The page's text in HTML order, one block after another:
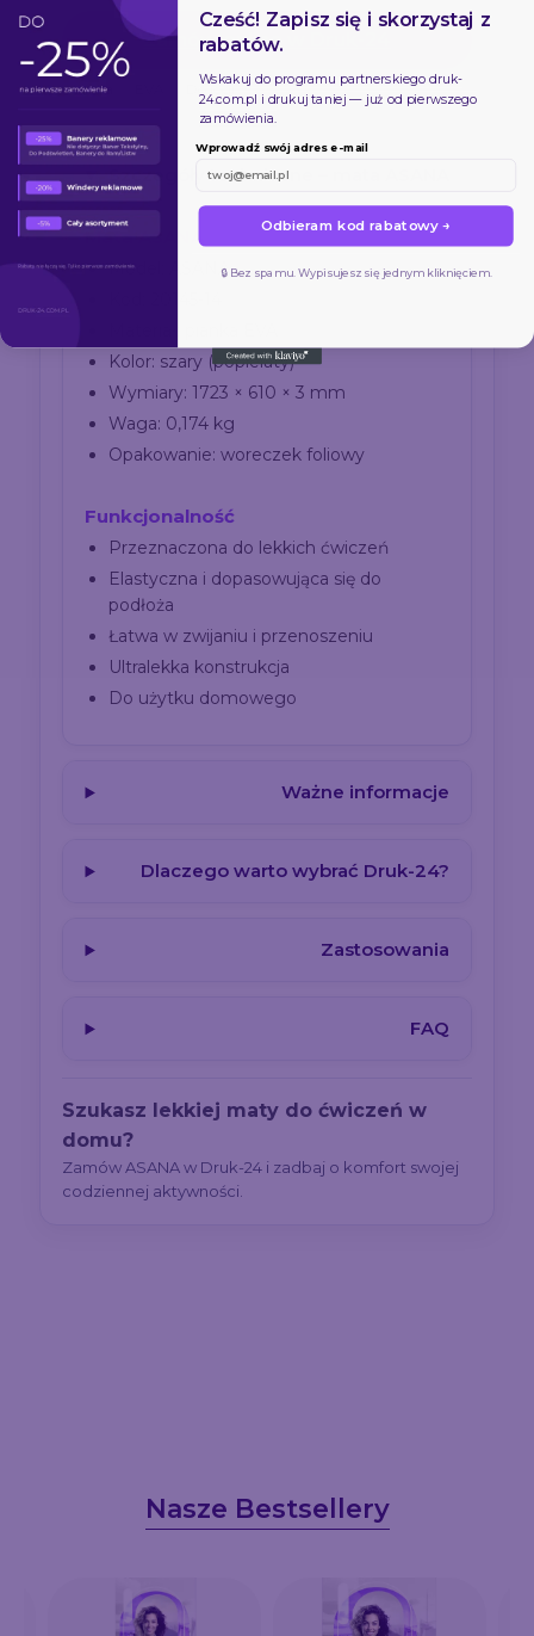
Zamów online w Druk-24
Lekka Do jogi
Szczegóły techniczne – mata ASANA
Mata ASANA
Model: ASANA
Kolor: szary (popielaty)
Wymiary: 1723 × 610 × 3 mm
Waga: 0,174 kg
Opakowanie: woreczek foliowy
Funkcjonalność
Przeznaczona do lekkich ćwiczeń
Elastyczna i dopasowująca się do
podłoża
Łatwa w zwijaniu i przenoszeniu
Ultralekka konstrukcja
Do użytku domowego
Ważne informacje
Dlaczego warto wybrać Druk-24?
Zastosowania
FAQ
Szukasz lekkiej maty do ćwiczeń w
domu?
Zamów ASANA w Druk-24 i zadbaj o komfort swojej
codziennej aktywności.
Nasze Bestsellery
Cześć! Zapisz się i skorzystaj z
rabatów.
Wskakuj do programu partnerskiegodruk-
24.com.pl i drukuj taniej — już od pierwszego
zamówienia.
Wprowadź swój adres e-mail
Odbieram kod rabatowy →
🔒 Bez spamu. Wypisujesz się jednym kliknięciem.